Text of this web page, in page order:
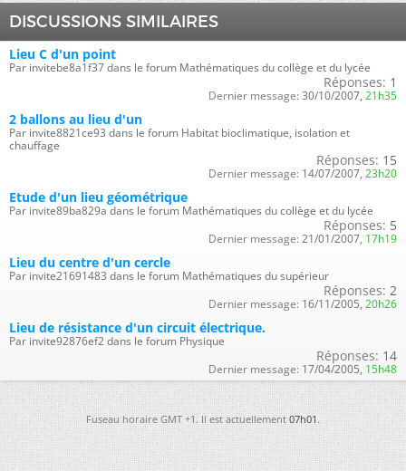
DISCUSSIONS SIMILAIRES
Lieu C d'un point
Par invitebe8a1f37 dans le forum Mathématiques du collège et du lycée
Réponses: 1
Dernier message: 30/10/2007, 21h35
2 ballons au lieu d'un
Par invite8821ce93 dans le forum Habitat bioclimatique, isolation et
chauffage
Réponses: 15
Dernier message: 14/07/2007, 23h20
Etude d'un lieu géométrique
Par invite89ba829a dans le forum Mathématiques du collège et du lycée
Réponses: 5
Dernier message: 21/01/2007, 17h19
Lieu du centre d'un cercle
Par invite21691483 dans le forum Mathématiques du supérieur
Réponses: 2
Dernier message: 16/11/2005, 20h26
Lieu de résistance d'un circuit électrique.
Par invite92876ef2 dans le forum Physique
Réponses: 14
Dernier message: 17/04/2005, 15h48
Fuseau horaire GMT +1. Il est actuellement07h01.